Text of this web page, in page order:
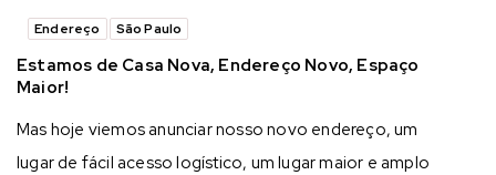
Endereço São Paulo
Estamos de Casa Nova, Endereço Novo, Espaço
Maior!
Mas hoje viemos anunciar nosso novo endereço, um
lugar de fácil acesso logístico, um lugar maior e amplo